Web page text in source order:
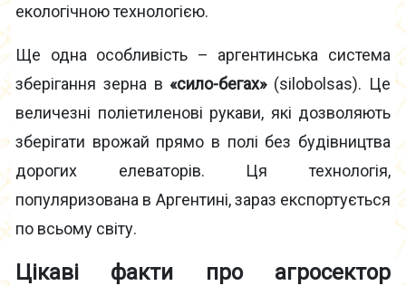
екологічною технологією.
Ще одна особливість – аргентинська система
зберігання зерна в«сило-бегах»(silobolsas). Це
величезні поліетиленові рукави, які дозволяють
зберігати врожай прямо в полі без будівництва
дорогих елеваторів. Ця технологія,
популяризована в Аргентині, зараз експортується
по всьому світу.
Цікаві факти про агросектор